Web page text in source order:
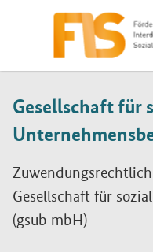
Gesellschaft für
Gesellschaft für
(gsub mbH)